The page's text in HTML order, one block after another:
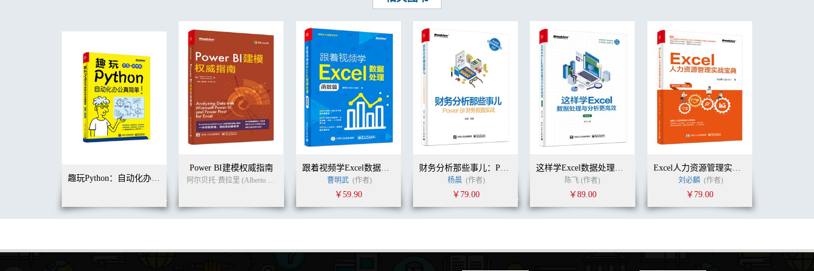
5.2.2 条件表达式——解决多条件判断问题／ 160
5.2.3 查找函数在工作中的应用／ 162
第6 章 数据呈现——教你做出一份有说服力的报告／ 178
6.1 图与表的搭配——图表选择技巧／ 179
6.2 图表的制作与美化技巧／ 179
6.2.1 图表制作技巧／ 179
6.2.2 图表的美化技巧／ 187
6.3 实用图表案例——让你的图表与众不同／ 191
6.3.1 销售量的不同表达方式——组合图／ 192
6.3.4 差异对比分析图／ 219
6.3.5 资金流动因素分析图／ 251
6.3.7 XY 散点图——薪酬水平预算分析／ 265
Power BI建模权威指南
马尔·科鲁索 (Marco Russo) 潘丽萍 付大伟 (译者)
跟着视频学Excel数据处理：函数篇
曹明武 (作者)
￥59.90
杨晨 (作者)
￥79.00
陈飞 (作者)
￥89.00
刘必麟 (作者)
￥79.00